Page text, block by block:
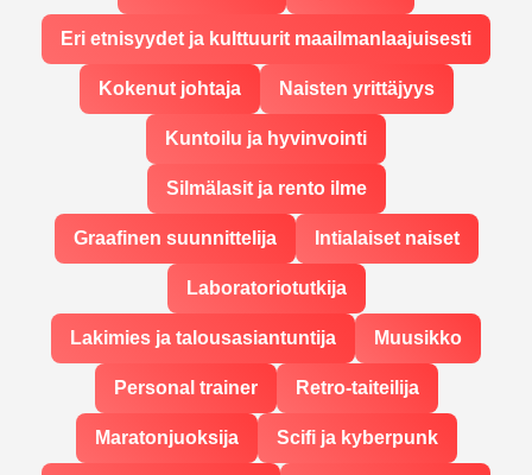
Eri etnisyydet ja kulttuurit maailmanlaajuisesti
Kokenut johtaja Naisten yrittäjyys
Kuntoilu ja hyvinvointi
Silmälasit ja rento ilme
Graafinen suunnittelija Intialaiset naiset
Laboratoriotutkija
Lakimies ja talousasiantuntija Muusikko
Personal trainer Retro-taiteilija
Maratonjuoksija Scifi ja kyberpunk